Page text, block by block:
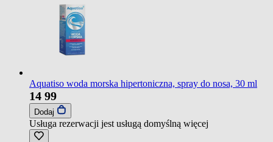
Aquatiso woda morska hipertoniczna, spray do nosa, 30 ml
14 99
Dodaj
Usługa rezerwacji jest usługą domyślną więcej